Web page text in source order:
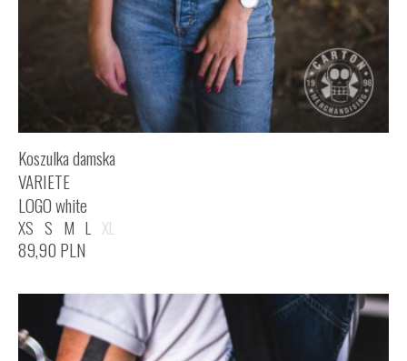
Koszulka damska
VARIETE
LOGO white
XS S M L XL
89,90 PLN